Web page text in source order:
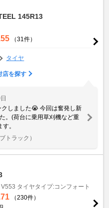
145R13
（31件）
タイヤ
店を探す
しました😭 今回は奮発し新
。(荷台に乗用草刈機など重
。
トラック）
タイヤタイプ:コンフォート
（230件）